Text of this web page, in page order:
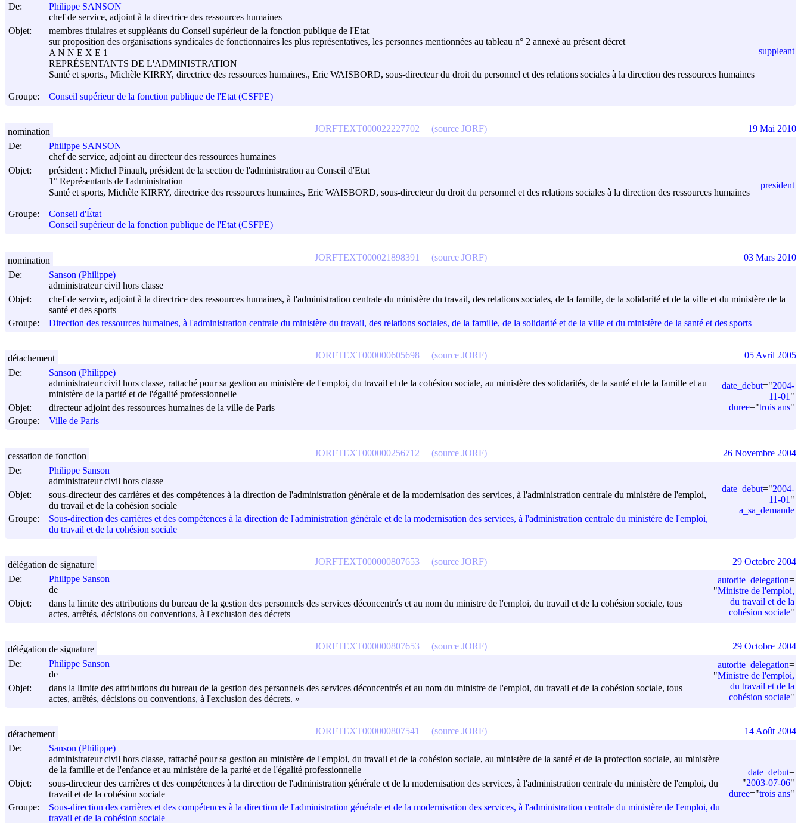
De:
Philippe SANSON
chef de service, adjoint à la directrice des ressources humaines
Objet:
membres titulaires et suppléants du Conseil supérieur de la fonction publique de l'Etat
sur proposition des organisations syndicales de fonctionnaires les plus représentatives, les personnes mentionnées au tableau n° 2 annexé au présent décret
A N N E X E 1
REPRÉSENTANTS DE L'ADMINISTRATION
Santé et sports., Michèle KIRRY, directrice des ressources humaines., Eric WAISBORD, sous-directeur du droit du personnel et des relations sociales à la direction des ressources humaines
Groupe: Conseil supérieur de la fonction publique de l'Etat (CSFPE)
suppleant
De:
Philippe SANSON
chef de service, adjoint au directeur des ressources humaines
Objet:
président : Michel Pinault, président de la section de l'administration au Conseil d'Etat
1° Représentants de l'administration
Santé et sports, Michèle KIRRY, directrice des ressources humaines, Eric WAISBORD, sous-directeur du droit du personnel et des relations sociales à la direction des ressources humaines
Groupe:
Conseil d'État
Conseil supérieur de la fonction publique de l'Etat (CSFPE)
president
JORFTEXT000022227702 (source JORF)
nomination 19 Mai 2010
De:
Sanson (Philippe)
administrateur civil hors classe
Objet:
chef de service, adjoint à la directrice des ressources humaines, à l'administration centrale du ministère du travail, des relations sociales, de la famille, de la solidarité et de la ville et du ministère de la
santé et des sports
Groupe:
Direction des ressources humaines, à l'administration centrale du ministère du travail, des relations sociales, de la famille, de la solidarité et de la ville et du ministère de la santé et des sports
JORFTEXT000021898391 (source JORF)
nomination 03 Mars 2010
De:
Sanson (Philippe)
administrateur civil hors classe, rattaché pour sa gestion au ministère de l'emploi, du travail et de la cohésion sociale, au ministère des solidarités, de la santé et de la famille et au
ministère de la parité et de l'égalité professionnelle
Objet:
directeur adjoint des ressources humaines de la ville de Paris
Groupe:
Ville de Paris
date_debut="2004-
11-01 "
duree="trois ans"
JORFTEXT000000605698 (source JORF)
détachement 05 Avril 2005
De:
Philippe Sanson
administrateur civil hors classe
Objet:
sous-directeur des carrières et des compétences à la direction de l'administration générale et de la modernisation des services, à l'administration centrale du ministère de l'emploi,
du travail et de la cohésion sociale
Groupe:
Sous-direction des carrières et des compétences à la direction de l'administration générale et de la modernisation des services, à l'administration centrale du ministère de l'emploi,
du travail et de la cohésion sociale
date_debut="2004-
11-01 "
a_sa_demande
JORFTEXT000000256712 (source JORF)
cessation de fonction 26 Novembre 2004
De:
Philippe Sanson
de
Objet:
dans la limite des attributions du bureau de la gestion des personnels des services déconcentrés et au nom du ministre de l'emploi, du travail et de la cohésion sociale, tous
actes, arrêtés, décisions ou conventions, à l'exclusion des décrets
autorite_delegation=
"Ministre de l'emploi,
du travail et de la
cohésion sociale"
JORFTEXT000000807653 (source JORF)
délégation de signature 29 Octobre 2004
De:
Philippe Sanson
de
Objet:
dans la limite des attributions du bureau de la gestion des personnels des services déconcentrés et au nom du ministre de l'emploi, du travail et de la cohésion sociale, tous
actes, arrêtés, décisions ou conventions, à l'exclusion des décrets. »
autorite_delegation=
"Ministre de l'emploi,
du travail et de la
cohésion sociale"
JORFTEXT000000807653 (source JORF)
délégation de signature 29 Octobre 2004
De:
Sanson (Philippe)
administrateur civil hors classe, rattaché pour sa gestion au ministère de l'emploi, du travail et de la cohésion sociale, au ministère de la santé et de la protection sociale, au ministère
de la famille et de l'enfance et au ministère de la parité et de l'égalité professionnelle
Objet:
sous-directeur des carrières et des compétences à la direction de l'administration générale et de la modernisation des services, à l'administration centrale du ministère de l'emploi, du
travail et de la cohésion sociale
Groupe:
Sous-direction des carrières et des compétences à la direction de l'administration générale et de la modernisation des services, à l'administration centrale du ministère de l'emploi, du
travail et de la cohésion sociale
date_debut=
"2003-07-06"
duree="trois ans"
JORFTEXT000000807541 (source JORF)
détachement 14 Août 2004